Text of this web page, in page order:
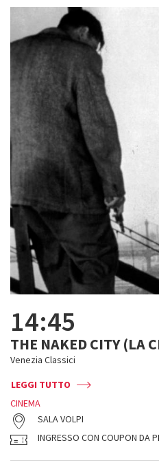
14:45
THE NAKED CITY (LA
Venezia Classici
LEGGI TUTTO
CINEMA
SALA VOLPI
INGRESSO CON COUPON DA